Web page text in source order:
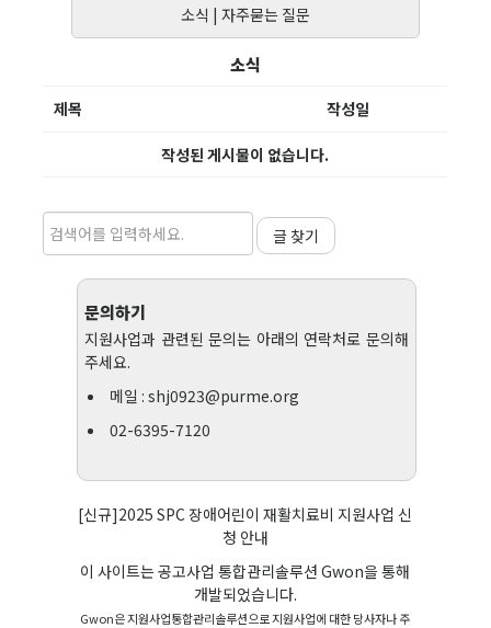
소식 | 자주묻는 질문
소식
제목 작성일
작성된 게시물이 없습니다.
글 찾기
문의하기
지원사업과 관련된 문의는 아래의 연락처로 문의해
주세요.
메일 :shj0923@purme.org
02-6395-7120
[신규]2025 SPC 장애어린이 재활치료비 지원사업 신
청 안내
이 사이트는 공고사업 통합관리솔루션Gwon을 통해
개발되었습니다.
Gwon은 지원사업통합관리솔루션으로 지원사업에 대한 당사자나 주